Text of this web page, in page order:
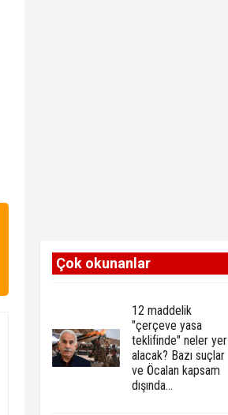
Çok okunanlar
12 maddelik
"çerçeve yasa
teklifinde" neler yer
alacak? Bazı suçlar
ve Öcalan kapsam
dışında…